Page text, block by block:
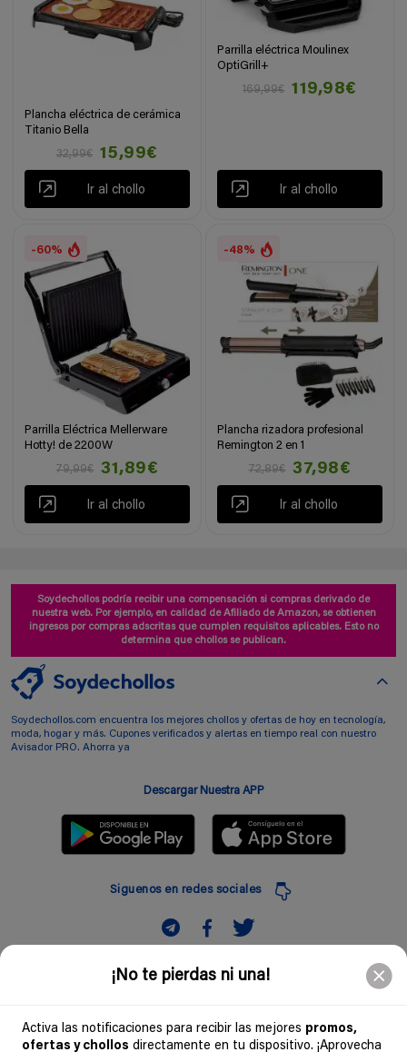
¡No te pierdas ni una!
Activa las notificaciones para recibir las mejores promos,
ofertas y chollos directamente en tu dispositivo. ¡Aprovecha
Plancha eléctrica de cerámica
Titanio Bella
32,99€
15,99€
Ir al chollo
Parrilla eléctrica Moulinex
OptiGrill+
169,99€
119,98€
Ir al chollo
-60%
Parrilla Eléctrica Mellerware
Hotty! de 2200W
79,99€
31,89€
Ir al chollo
-48%
Plancha rizadora profesional
Remington 2 en 1
72,89€
37,98€
Ir al chollo
Soydechollos podría recibir una compensación si compras derivado de
nuestra web. Por ejemplo, en calidad de Afiliado de Amazon, se obtienen
ingresos por compras adscritas que cumplen requisitos aplicables. Esto no
determina que chollos se publican.
Soydechollos.com encuentra los mejores chollos y ofertas de hoy en tecnología,
moda, hogar y más. Cupones verificados y alertas en tiempo real con nuestro
Avisador PRO. Ahorra ya
Descargar Nuestra APP
Siguenos en redes sociales
Suscribir